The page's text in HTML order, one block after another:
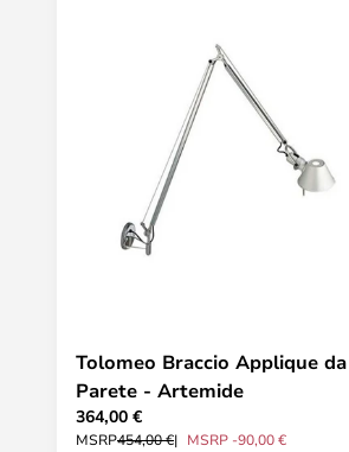
Tolomeo Braccio Applique da
Parete - Artemide
364,00 €
MSRP454,00 € MSRP -90,00 €